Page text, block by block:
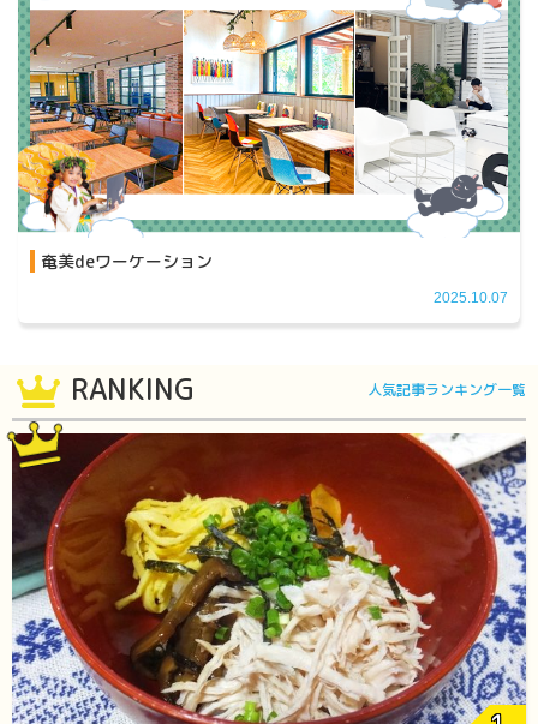
奄美deワーケーション
2025.10.07
RANKING 人気記事ランキング一覧